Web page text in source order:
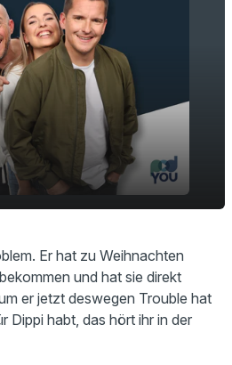
jetzt?
13:22
Er hat zu Weihnachten
und hat sie direkt
er jetzt deswegen Trouble hat
Dippi habt, das hört ihr in der